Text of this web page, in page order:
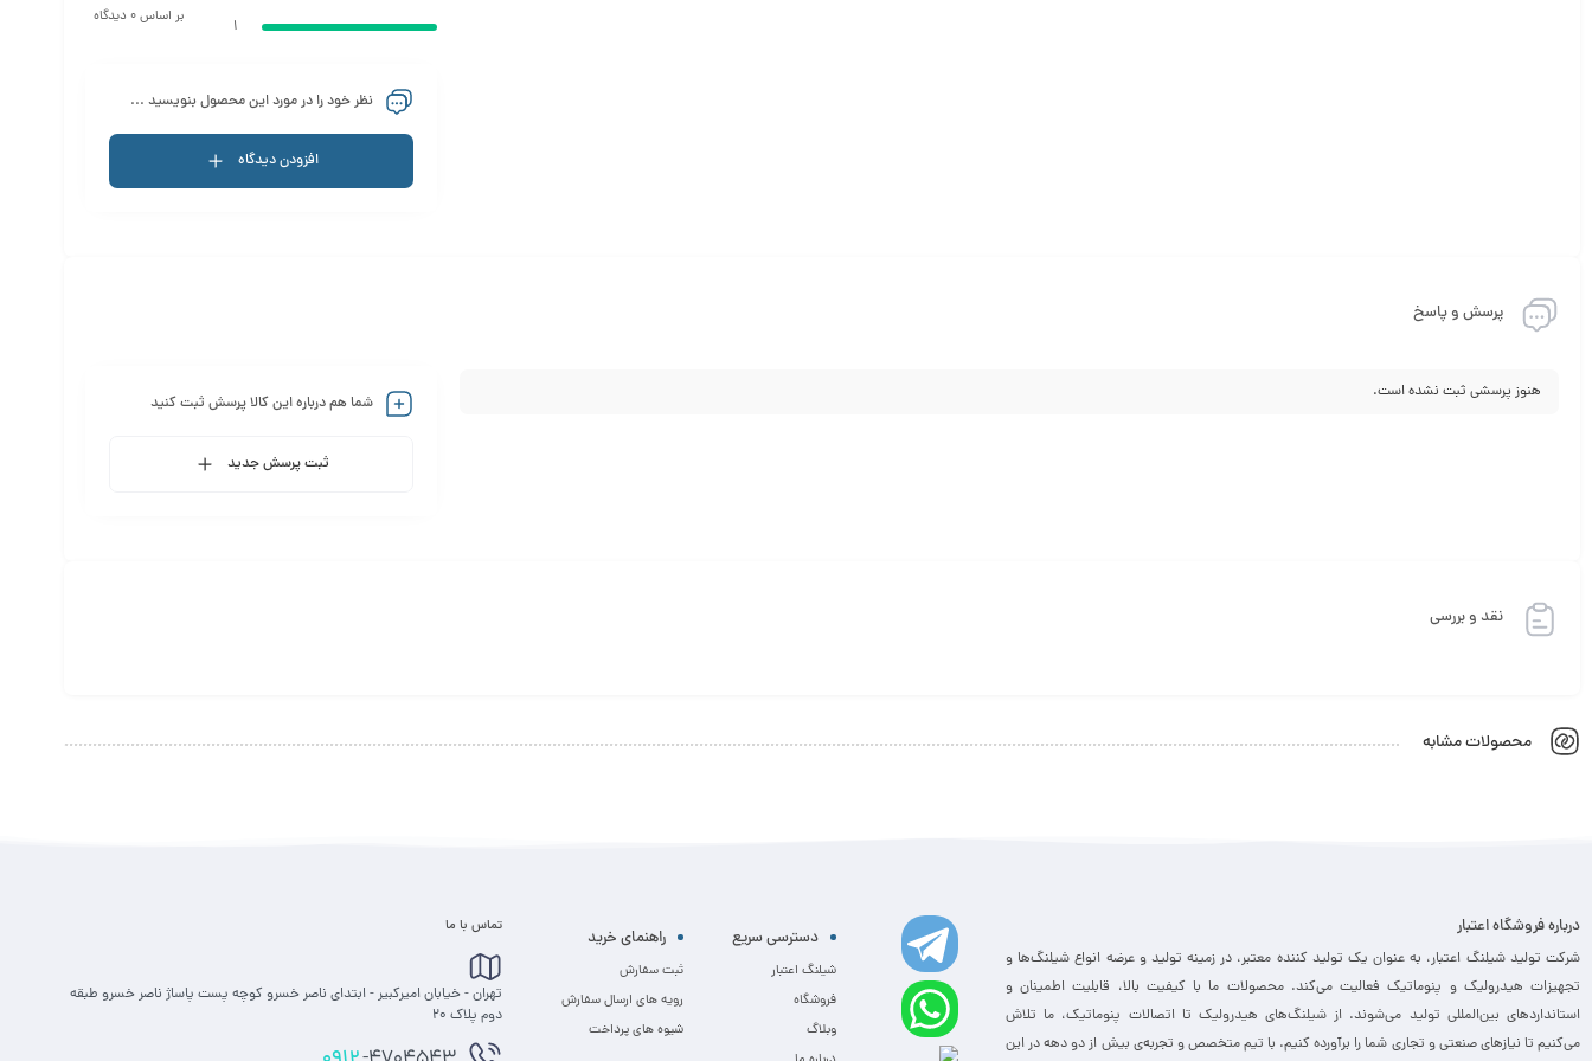
1
بر اساس 0 دیدگاه
نظر خود را در مورد این محصول بنویسید ...
افزودن دیدگاه
پرسش و پاسخ
هنوز پرسشی ثبت نشده است.
شما هم درباره این کالا پرسش ثبت کنید
ثبت پرسش جدید
نقد و بررسی
محصولات مشابه
درباره فروشگاه اعتبار
شرکت تولید شیلنگ اعتبار، به عنوان یک تولید کننده معتبر، در زمینه تولید و عرضه انواع شیلنگ‌ها و
تجهیزات هیدرولیک و پنوماتیک فعالیت می‌کند. محصولات ما با کیفیت بالا، قابلیت اطمینان و
استانداردهای بین‌المللی تولید می‌شوند. از شیلنگ‌های هیدرولیک تا اتصالات پنوماتیک، ما تلاش
می‌کنیم تا نیازهای صنعتی و تجاری شما را برآورده کنیم. با تیم متخصص و تجربه‌ی بیش از دو دهه در این
دسترسی سریع
شیلنگ اعتبار
فروشگاه
وبلاگ
راهنمای خرید
ثبت سفارش
رویه های ارسال سفارش
شیوه های پرداخت
تماس با ما
تهران - خیابان امیرکبیر - ابتدای ناصر خسرو کوچه پست پاساژ ناصر خسرو طبقه
دوم پلاک 20